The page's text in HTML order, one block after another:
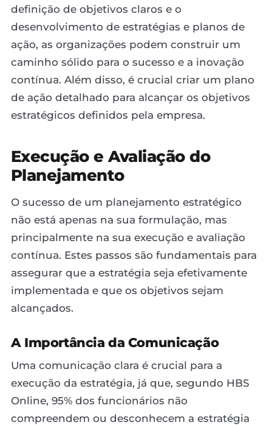
definição de objetivos claros e o
desenvolvimento de estratégias e planos de
ação, as organizações podem construir um
caminho sólido para o sucesso e a inovação
contínua. Além disso, é crucial criar um plano
de ação detalhado para alcançar os objetivos
estratégicos definidos pela empresa.
Execução e Avaliação do
Planejamento
O sucesso de um planejamento estratégico
não está apenas na sua formulação, mas
principalmente na sua execução e avaliação
contínua. Estes passos são fundamentais para
assegurar que a estratégia seja efetivamente
implementada e que os objetivos sejam
alcançados.
A Importância da Comunicação
Uma comunicação clara é crucial para a
execução da estratégia, já que, segundo HBS
Online, 95% dos funcionários não
compreendem ou desconhecem a estratégia